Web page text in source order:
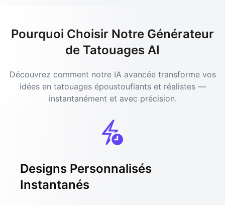
Pourquoi Choisir Notre Générateur
de Tatouages AI
Découvrez comment notre IA avancée transforme vos
idées en tatouages époustouflants et réalistes —
instantanément et avec précision.
Designs Personnalisés
Instantanés